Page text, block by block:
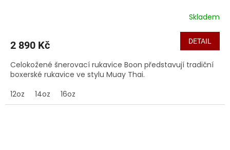
Skladem
2 890 Kč DETAIL
Celokožené šnerovací rukavice Boon představují tradiční
boxerské rukavice ve stylu Muay Thai.
12oz
14oz 16oz